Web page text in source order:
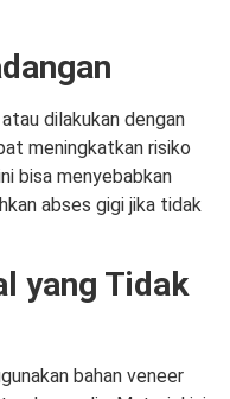
dilakukan dengan
meningkatkan risiko
bisa menyebabkan
abses gigi jika tidak
yang Tidak
bahan veneer